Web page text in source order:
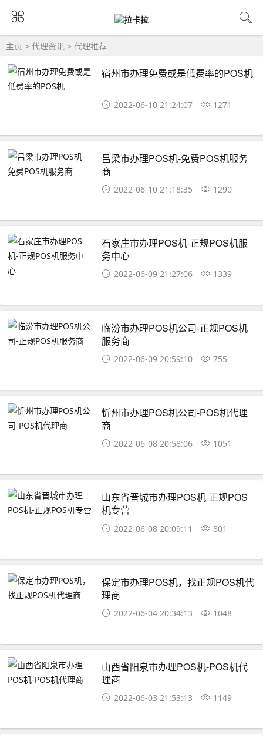
主页 > 代理资讯 > 代理推荐
宿州市办理免费或是低费率的POS机
2022-06-10 21:24:07 1271
吕梁市办理POS机-免费POS机服务
商
2022-06-10 21:18:35 1290
石家庄市办理POS机-正规POS机服
务中心
2022-06-09 21:27:06 1339
临汾市办理POS机公司-正规POS机
服务商
2022-06-09 20:59:10 755
忻州市办理POS机公司-POS机代理
商
2022-06-08 20:58:06 1051
山东省晋城市办理POS机-正规POS
机专营
2022-06-08 20:09:11 801
保定市办理POS机，找正规POS机代
理商
2022-06-04 20:34:13 1048
山西省阳泉市办理POS机-POS机代
理商
2022-06-03 21:53:13 1149